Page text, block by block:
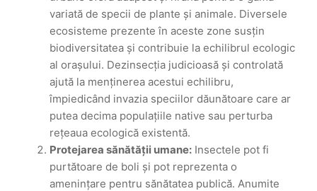
variată de specii de plante și animale. Diversele
ecosisteme prezente în aceste zone susțin
biodiversitatea și contribuie la echilibrul ecologic
al orașului. Dezinsecția judicioasă și controlată
ajută la menținerea acestui echilibru,
împiedicând invazia speciilor dăunătoare care ar
putea decima populațiile native sau perturba
rețeaua ecologică existentă.
Protejarea sănătății umane: Insectele pot fi
purtătoare de boli și pot reprezenta o
amenințare pentru sănătatea publică. Anumite